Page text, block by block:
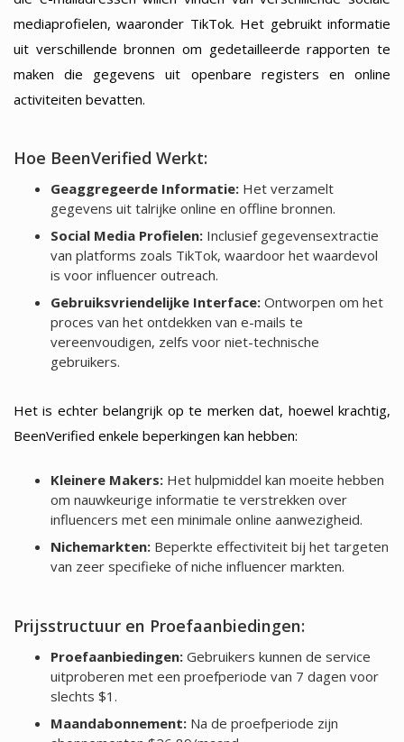
mediaprofielen, waaronder TikTok. Het gebruikt informatie
uit verschillende bronnen om gedetailleerde rapporten te
maken die gegevens uit openbare registers en online
activiteiten bevatten.
Hoe BeenVerified Werkt:
Geaggregeerde Informatie:Het verzamelt
gegevens uit talrijke online en offline bronnen.
Social Media Profielen:Inclusief gegevensextractie
van platforms zoals TikTok, waardoor het waardevol
is voor influencer outreach.
Gebruiksvriendelijke Interface:Ontworpen om het
proces van het ontdekken van e-mails te
vereenvoudigen, zelfs voor niet-technische
gebruikers.
Het is echter belangrijk op te merken dat, hoewel krachtig,
BeenVerified enkele beperkingen kan hebben:
Kleinere Makers:Het hulpmiddel kan moeite hebben
om nauwkeurige informatie te verstrekken over
influencers met een minimale online aanwezigheid.
Nichemarkten:Beperkte effectiviteit bij het targeten
van zeer specifieke of niche influencer markten.
Prijsstructuur en Proefaanbiedingen:
Proefaanbiedingen:Gebruikers kunnen de service
uitproberen met een proefperiode van 7 dagen voor
slechts $1.
Maandabonnement:Na de proefperiode zijn